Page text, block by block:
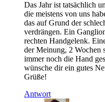
Das Jahr ist tatsächlich
die meistens von uns
das auf Grund der
verdrängen. Ein
rechten Handgelenk.
der Meinung, 2 Wochen
immer noch die Hand
wünsche dir ein gutes
Grüße!
Antwort